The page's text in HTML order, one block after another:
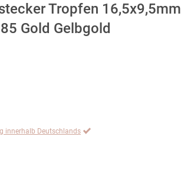
Tropfen 16,5x9,5mm
Gold Gelbgold
innerhalb Deutschlands